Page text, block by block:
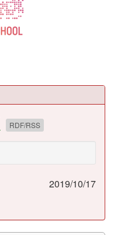
RDF/RSS
2019/10/17